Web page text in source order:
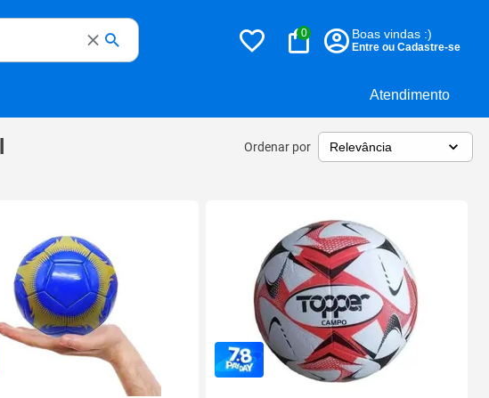
Atendimento
0 Boas vindas :)
Entre ou Cadastre-se
Ordenar por